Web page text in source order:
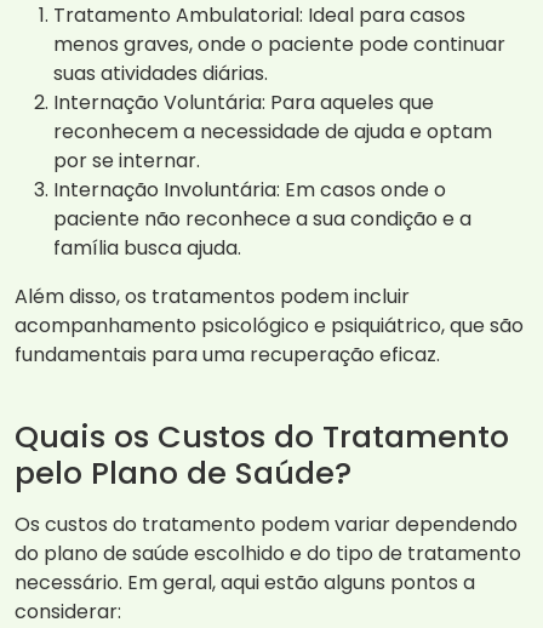
Tratamento Ambulatorial: Ideal para casos
menos graves, onde o paciente pode continuar
suas atividades diárias.
Internação Voluntária: Para aqueles que
reconhecem a necessidade de ajuda e optam
por se internar.
Internação Involuntária: Em casos onde o
paciente não reconhece a sua condição e a
família busca ajuda.
Além disso, os tratamentos podem incluir
acompanhamento psicológico e psiquiátrico, que são
fundamentais para uma recuperação eficaz.
Quais os Custos do Tratamento
pelo Plano de Saúde?
Os custos do tratamento podem variar dependendo
do plano de saúde escolhido e do tipo de tratamento
necessário. Em geral, aqui estão alguns pontos a
considerar: